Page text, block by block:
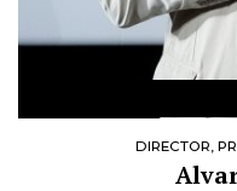
DIRECTOR,